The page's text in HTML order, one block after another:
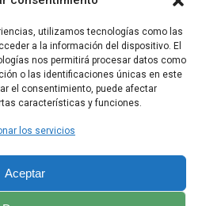
utilizamos tecnologías como las
a la información del dispositivo. El
nos permitirá procesar datos como
o las identificaciones únicas en este
el consentimiento, puede afectar
características y funciones.
los servicios
Aceptar
de su pueblo,
Israel.
Capítulo Siguiente